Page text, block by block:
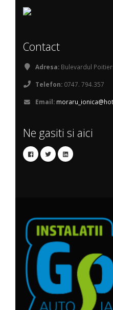
Contact
Adresa: Bulevardul
Telefon: 0747. 794.357
Email:
Ne gasiti si aici